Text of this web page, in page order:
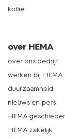
koffie
over HEMA
over ons bedrijf
werken bij HEMA
duurzaamheid
nieuws en pers
HEMA
HEMA zakelijk